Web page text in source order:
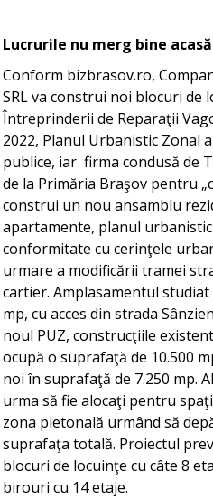
Lucrurile nu merg bine
Conform bizbrasov.ro,
SRL va construi noi blocuri de
Întreprinderii de Reparaţii
2022, Planul Urbanistic Zonal
publice, iar firma condusă de
de la Primăria Braşov pentru
construi un nou ansamblu
apartamente, planul
conformitate cu cerinţele
urmare a modificării tramei
cartier. Amplasamentul
mp, cu acces din strada
noul PUZ, construcţiile
ocupă o suprafaţă de 10.500
noi în suprafaţă de 7.250 mp.
urma să fie alocaţi pentru
zona pietonală urmând să
suprafaţa totală. Proiectul
blocuri de locuinţe cu câte 8
birouri cu 14 etaje.